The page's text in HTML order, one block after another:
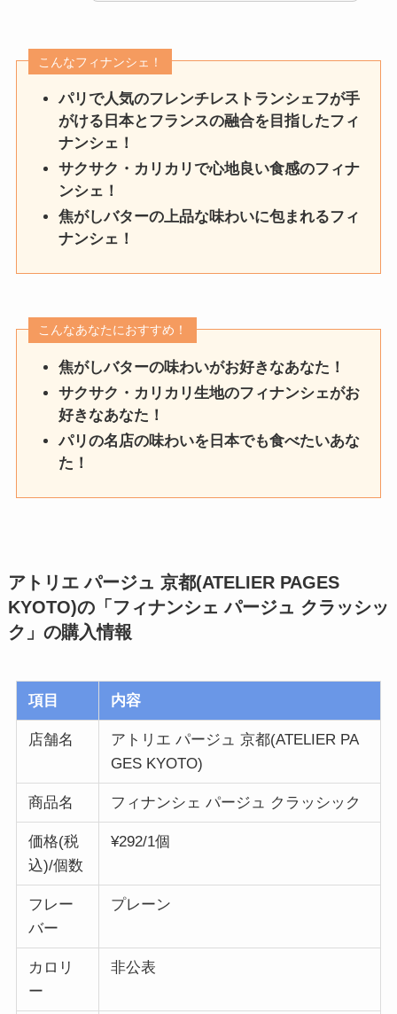
こんなフィナンシェ！
パリで人気のフレンチレストランシェフが手
がける日本とフランスの融合を目指したフィ
ナンシェ！
サクサク・カリカリで心地良い食感のフィナ
ンシェ！
焦がしバターの上品な味わいに包まれるフィ
ナンシェ！
こんなあなたにおすすめ！
焦がしバターの味わいがお好きなあなた！
サクサク・カリカリ生地のフィナンシェがお
好きなあなた！
パリの名店の味わいを日本でも食べたいあな
た！
アトリエ パージュ 京都(ATELIER PAGES
KYOTO)の「フィナンシェ パージュ クラッシッ
ク」の購入情報
項目 内容
店舗名
アトリエ パージュ 京都(ATELIER PA
GES KYOTO)
商品名 フィナンシェ パージュ クラッシック
価格(税
込)/個数
¥292/1個
フレー
バー
プレーン
カロリ
ー
非公表